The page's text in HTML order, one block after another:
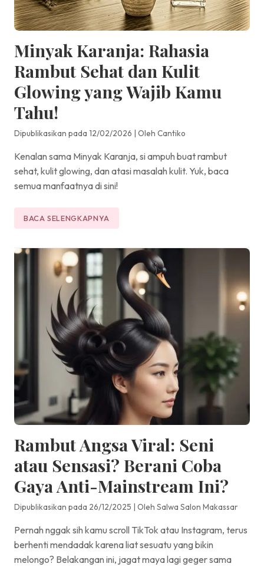
Minyak Karanja: Rahasia
Rambut Sehat dan Kulit
Glowing yang Wajib Kamu
Tahu!
Dipublikasikan pada 12/02/2026 | Oleh Cantiko
Kenalan sama Minyak Karanja, si ampuh buat rambut
sehat, kulit glowing, dan atasi masalah kulit. Yuk, baca
semua manfaatnya di sini!
BACA SELENGKAPNYA
Rambut Angsa Viral: Seni
atau Sensasi? Berani Coba
Gaya Anti-Mainstream Ini?
Dipublikasikan pada 26/12/2025 | Oleh Salwa Salon Makassar
Pernah nggak sih kamu scroll TikTok atau Instagram, terus
berhenti mendadak karena liat sesuatu yang bikin
melongo? Belakangan ini, jagat maya lagi geger sama